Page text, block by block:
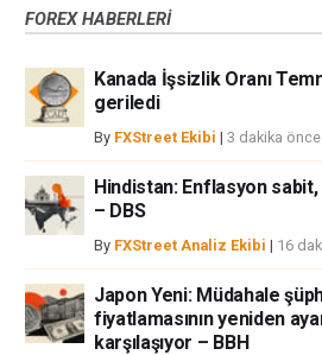
bir alan olmayabilir. Diğer finansal araçlar
iştahınızı dikkatlice gözden geçiriniz.
bireysel yazarlara aittir, fxstreet.com veya
etmemektedir. Bilgilerde hatalar yada
FXStreet’de verilen herhangi bir görüş,
veya fxstreet.comtarafından bu sitede
ortaklar yada katkıda bulunanlar tarafından
bilgilerin kullanımı nedeniyle doğrudan yada
çıkabilecek herhangi bir kar kaybı herhangi
herhangi bir kayıp ya da hasar için
FOREX HABERLERİ
Kanada İşsizlik Oranı
geriledi
By FXStreet Ekibi | 3 dakika önce
Hindistan: Enflasyon
– DBS
By FXStreet Analiz Ekibi | 16
Japon Yeni: Müdahale
fiyatlamasının yeniden
karşılaşıyor – BBH